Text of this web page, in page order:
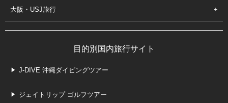
大阪・USJ旅行
目的別国内旅行サイト
J-DIVE 沖縄ダイビングツアー
ジェイトリップ ゴルフツアー